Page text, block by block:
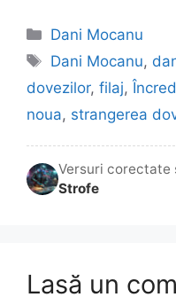
Categorii
Dani Mocanu
Etichete
Dani Mocanu,
dovezilor, filaj,
noua, strangerea
Versuri corectate
Strofe
Lasă un